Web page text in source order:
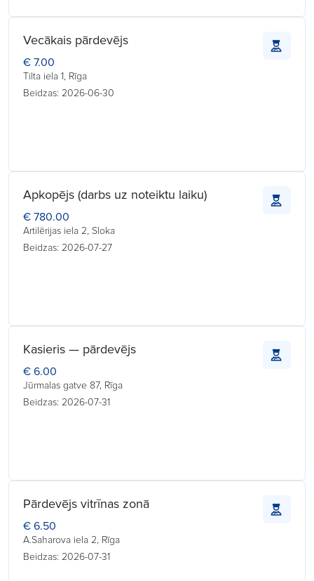
Vecākais pārdevējs
€ 7.00
Tilta iela 1, Rīga
Beidzas: 2026-06-30
Apkopējs (darbs uz noteiktu laiku)
€ 780.00
Artilērijas iela 2, Sloka
Beidzas: 2026-07-27
Kasieris — pārdevējs
€ 6.00
Jūrmalas gatve 87, Rīga
Beidzas: 2026-07-31
Pārdevējs vitrīnas zonā
€ 6.50
A.Saharova iela 2, Rīga
Beidzas: 2026-07-31